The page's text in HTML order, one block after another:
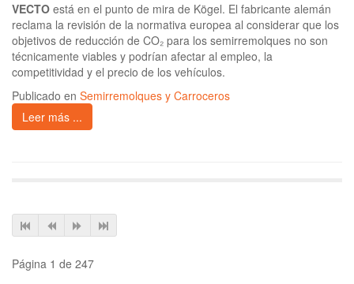
VECTO está en el punto de mira de Kögel. El fabricante alemán
reclama la revisión de la normativa europea al considerar que los
objetivos de reducción de CO₂ para los semirremolques no son
técnicamente viables y podrían afectar al empleo, la
competitividad y el precio de los vehículos.
Publicado en Semirremolques y Carroceros
Leer más ...
Página 1 de 247